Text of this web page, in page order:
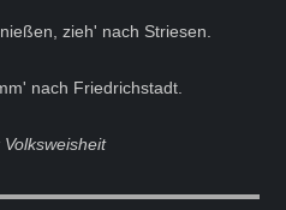
zieh' nach Striesen.
nach Friedrichstadt.